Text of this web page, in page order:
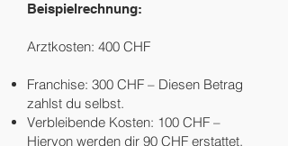
Beispielrechnung:
Arztkosten: 400 CHF
Franchise: 300 CHF – Diesen Betrag
zahlst du selbst.
Verbleibende Kosten: 100 CHF –
Hiervon werden dir 90 CHF erstattet,